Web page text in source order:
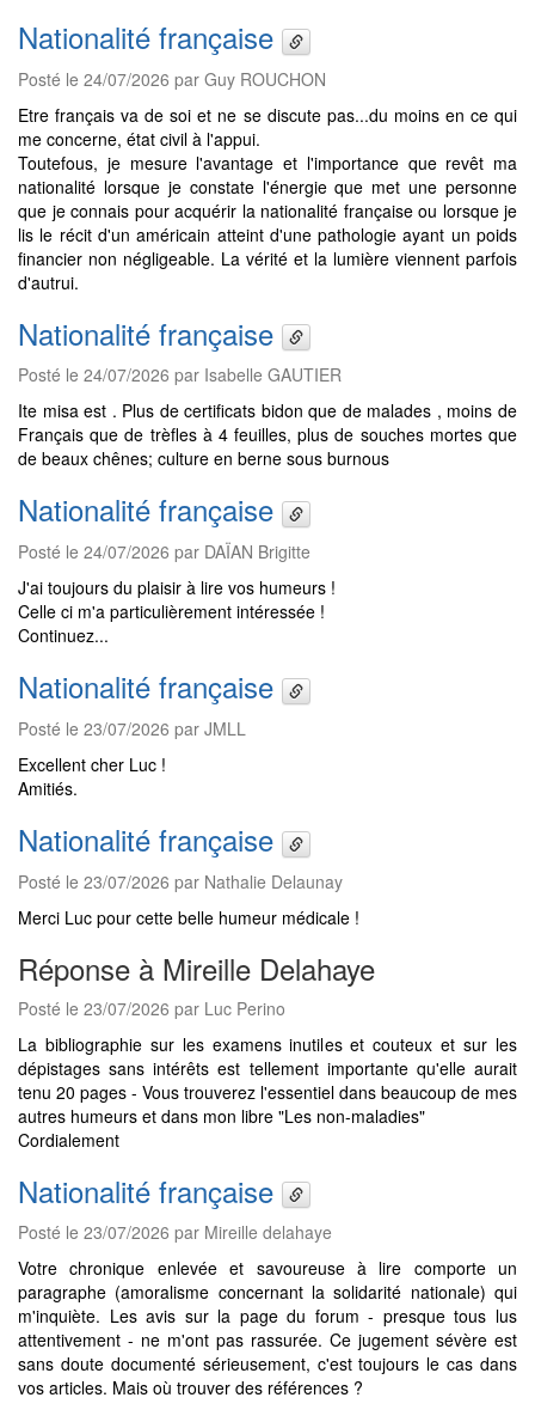
Nationalité française
Posté le 24/07/2026 par Guy ROUCHON
Etre français va de soi et ne se discute pas...du moins en ce qui
me concerne, état civil à l'appui.
Toutefous, je mesure l'avantage et l'importance que revêt ma
nationalité lorsque je constate l'énergie que met une personne
que je connais pour acquérir la nationalité française ou lorsque je
lis le récit d'un américain atteint d'une pathologie ayant un poids
financier non négligeable. La vérité et la lumière viennent parfois
d'autrui.
Nationalité française
Posté le 24/07/2026 par Isabelle GAUTIER
Ite misa est . Plus de certificats bidon que de malades , moins de
Français que de trèfles à 4 feuilles, plus de souches mortes que
de beaux chênes; culture en berne sous burnous
Nationalité française
Posté le 24/07/2026 par DAÏAN Brigitte
J'ai toujours du plaisir à lire vos humeurs !
Celle ci m'a particulièrement intéressée !
Continuez...
Nationalité française
Posté le 23/07/2026 par JMLL
Excellent cher Luc !
Amitiés.
Nationalité française
Posté le 23/07/2026 par Nathalie Delaunay
Merci Luc pour cette belle humeur médicale !
Réponse à Mireille Delahaye
Posté le 23/07/2026 par Luc Perino
La bibliographie sur les examens inutiles et couteux et sur les
dépistages sans intérêts est tellement importante qu'elle aurait
tenu 20 pages - Vous trouverez l'essentiel dans beaucoup de mes
autres humeurs et dans mon libre "Les non-maladies"
Cordialement
Nationalité française
Posté le 23/07/2026 par Mireille delahaye
Votre chronique enlevée et savoureuse à lire comporte un
paragraphe (amoralisme concernant la solidarité nationale) qui
m'inquiète. Les avis sur la page du forum - presque tous lus
attentivement - ne m'ont pas rassurée. Ce jugement sévère est
sans doute documenté sérieusement, c'est toujours le cas dans
vos articles. Mais où trouver des références ?